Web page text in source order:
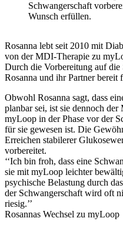
Schwangerschaft
Wunsch erfüllen.
Rosanna lebt seit 2010 mit
von der MDI-Therapie zu
Durch die Vorbereitung auf
Rosanna und ihr Partner bereit
Obwohl Rosanna sagt, dass
planbar sei, ist sie dennoch der
myLoop in der Phase vor der
für sie gewesen ist. Die
Erreichen stabilerer
vorbereitet.
‘‘Ich bin froh, dass eine
sie mit myLoop leichter
psychische Belastung durch
der Schwangerschaft wird oft
riesig.’’
Rosannas Wechsel zu myLoop